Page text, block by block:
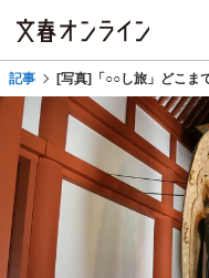
記事 [写真]「○○し旅」どこ